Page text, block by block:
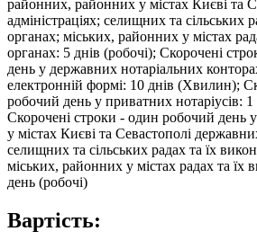
районних, районних у містах Києві та
адміністраціях; селищних та сільських
органах; міських, районних у містах
органах: 5 днів (робочі); Скорочені
день у державних нотаріальних
електронній формі: 10 днів (Хвилин);
робочий день у приватних нотаріусів: 1
Скорочені строки - один робочий день
у містах Києві та Севастополі
селищних та сільських радах та їх
міських, районних у містах радах та їх
день (робочі)
Вартість: